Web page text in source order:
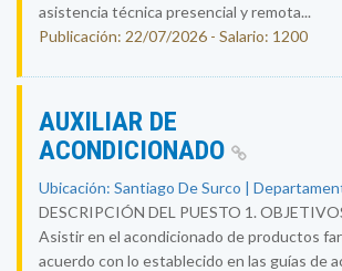
asistencia técnica presencial y remota...
Publicación: 22/07/2026 - Salario: 1200
AUXILIAR DE
ACONDICIONADO
Ubicación: Santiago De Surco |
DESCRIPCIÓN DEL PUESTO 1.
Asistir en el acondicionado de productos
acuerdo con lo establecido en las guías de